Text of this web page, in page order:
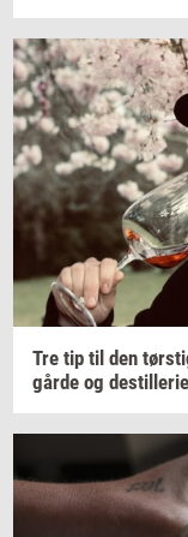
Tre tip til den
går­de og